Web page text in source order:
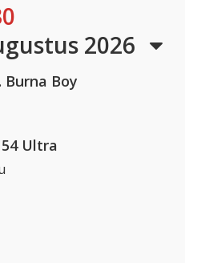
2026
Burna Boy
Ultra